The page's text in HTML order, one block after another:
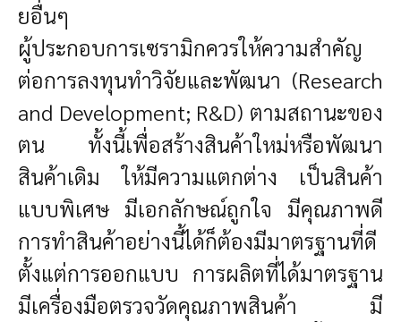
ยอื่นๆ
ผู้ประกอบการเซรามิกควรให้ความสำคัญ
ต่อการลงทุนทำวิจัยและพัฒนา (Research
and Development; R&D) ตามสถานะของ
ตน ทั้งนี้เพื่อสร้างสินค้าใหม่หรือพัฒนา
สินค้าเดิม ให้มีความแตกต่าง เป็นสินค้า
แบบพิเศษ มีเอกลักษณ์ถูกใจ มีคุณภาพดี
การทำสินค้าอย่างนี้ได้ก็ต้องมีมาตรฐานที่ดี
ตั้งแต่การออกแบบ การผลิตที่ได้มาตรฐาน
มีเครื่องมือตรวจวัดคุณภาพสินค้า มี